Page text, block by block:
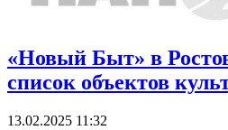
«Новый Быт» в
список объектов
13.02.2025 11:32